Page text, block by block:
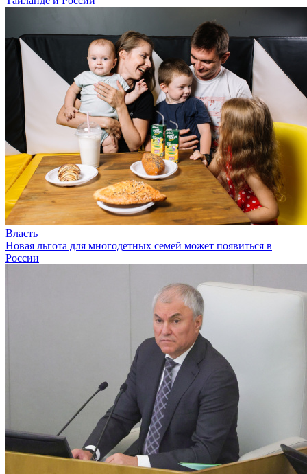
Власть
Новая льгота для многодетных семей может появиться в
России